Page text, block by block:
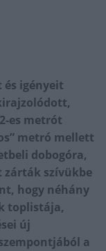
és igényeit
es metrót
metró mellett
dobogóra,
szívükbe
hogy néhány
toplistája,
új
a